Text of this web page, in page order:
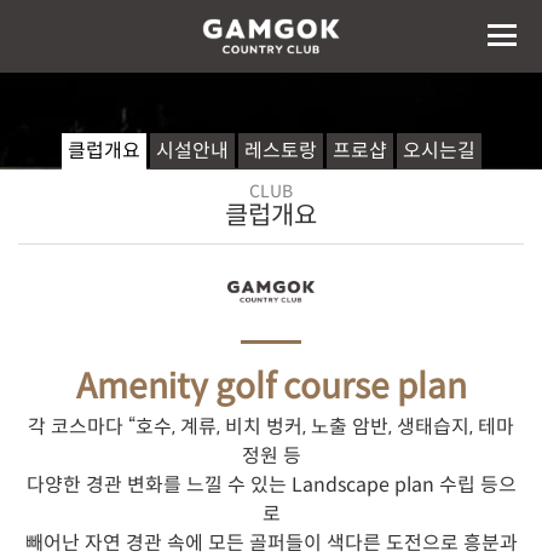
클럽개요 시설안내 레스토랑 프로샵 오시는길
CLUB
클럽개요
Amenity golf course plan
각 코스마다 “호수, 계류, 비치 벙커, 노출 암반, 생태습지, 테마
정원 등
다양한 경관 변화를 느낄 수 있는 Landscape plan 수립 등으
로
빼어난 자연 경관 속에 모든 골퍼들이 색다른 도전으로 흥분과